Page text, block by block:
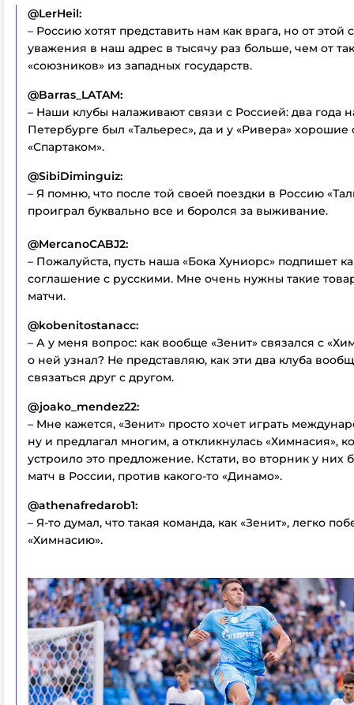
@LerHeil:
– Россию хотят представить нам как врага, но от этой
уважения в наш адрес в тысячу раз больше, чем от
«союзников» из западных государств.
@Barras_LATAM:
– Наши клубы налаживают связи с Россией: два года
Петербурге был «Тальерес», да и у «Ривера»
«Спартаком».
@SibiDiminguiz:
– Я помню, что после той своей поездки в Россию
проиграл буквально все и боролся за выживание.
@MercanoCABJ2:
– Пожалуйста, пусть наша «Бока Хуниорс» подпишет
соглашение с русскими. Мне очень нужны такие
матчи.
@kobenitostanacc:
– А у меня вопрос: как вообще «Зенит» связался с
о ней узнал? Не представляю, как эти два клуба
связаться друг с другом.
@joako_mendez22:
– Мне кажется, «Зенит» просто хочет играть
ну и предлагал многим, а откликнулась «Химнасия»,
устроило это предложение. Кстати, во вторник у них
матч в России, против какого-то «Динамо».
@athenafredarob1:
– Я-то думал, что такая команда, как «Зенит», легко
«Химнасию».